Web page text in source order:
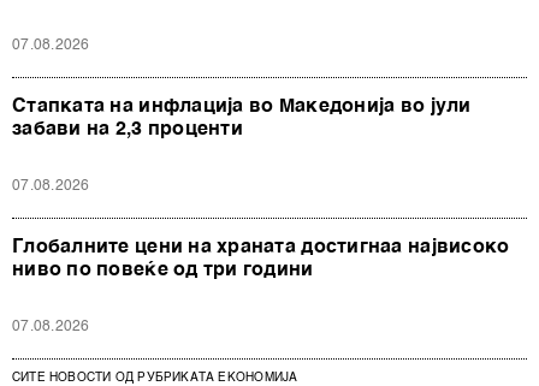
07.08.2026
Стапката на инфлација во Македонија во јули
забави на 2,3 проценти
07.08.2026
Глобалните цени на храната достигнаа највисоко
ниво по повеќе од три години
07.08.2026
СИТЕ НОВОСТИ ОД РУБРИКАТА ЕКОНОМИЈА